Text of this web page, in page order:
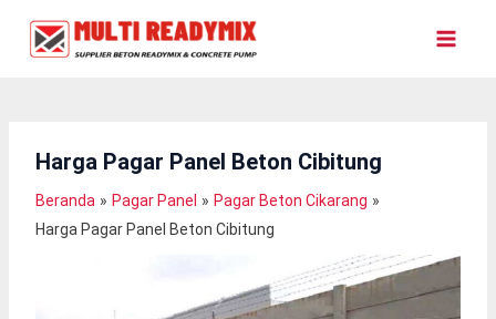
Harga Pagar Panel Beton Cibitung
Beranda Pagar Panel
Pagar Beton Cikarang
Harga Pagar Panel Beton Cibitung